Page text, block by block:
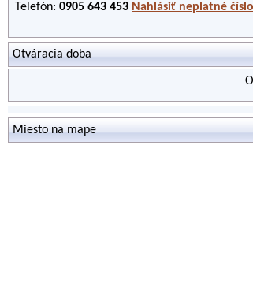
Telefón: 0905 643 453 Nahlásiť neplatné číslo
Otváracia doba
Miesto na mape